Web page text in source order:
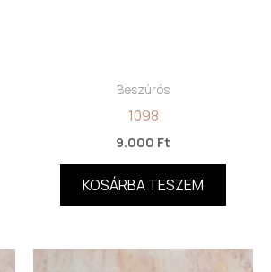
Beszúrós
1098
9.000 Ft
KOSÁRBA TESZEM